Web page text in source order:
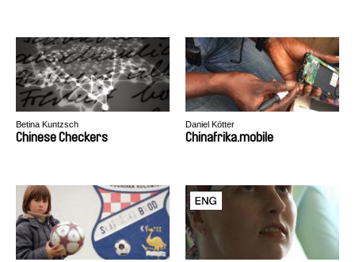
Betina Kuntzsch
Chinese Checkers
Daniel Kötter
Chinafrika.mobile